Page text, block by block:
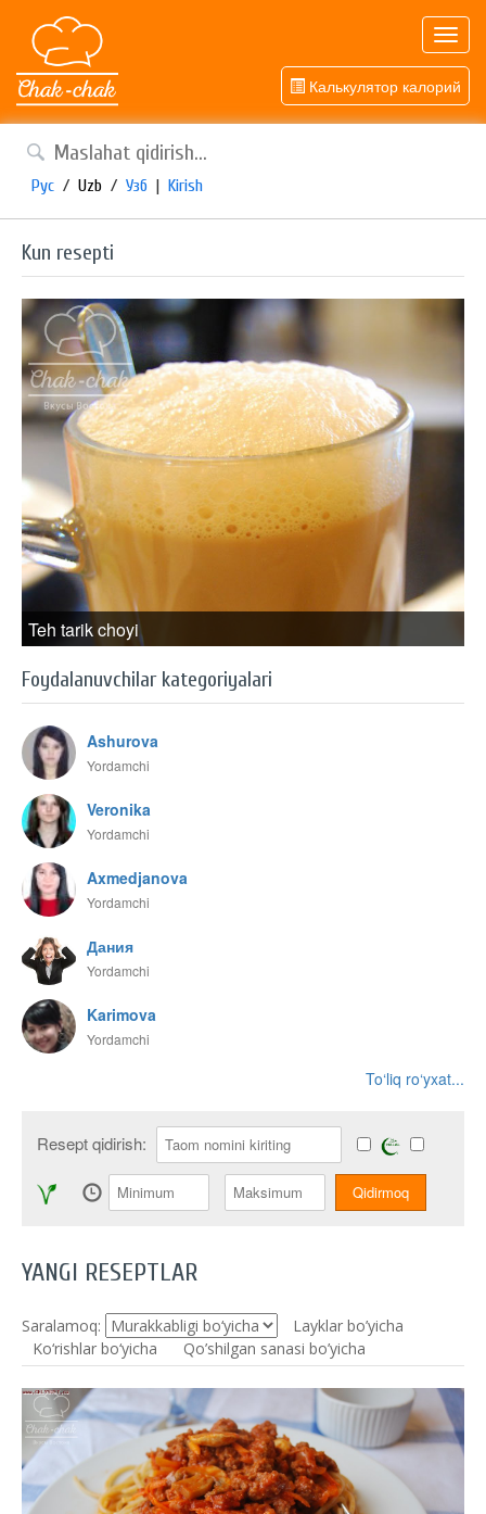
Калькулятор калорий
Рус / Uzb / Узб | Kirish
Kun resepti
Teh tarik choyi
Foydalanuvchilar kategoriyalari
Ashurova
Yordamchi
Veronika
Yordamchi
Axmedjanova
Yordamchi
Дания
Yordamchi
Karimova
Yordamchi
To‘liq ro‘yxat...
Resept qidirish:
YANGI RESEPTLAR
Saralamoq:
Layklar bo’yicha
Ko‘rishlar bo‘yicha
Qo’shilgan sanasi bo’yicha